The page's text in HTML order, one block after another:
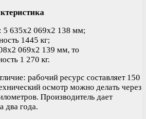
635х2 069х2 138 мм;
1445 кг;
069х2 139 мм, то
1 270 кг.
рабочий ресурс составляет 150
осмотр можно делать через
Производитель дает
два года.